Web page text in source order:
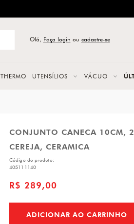
Olá, Faça login ou cadastre-se
THERMO UTENSÍLIOS VÁCUO
CONJUNTO CANECA 10CM,
CEREJA, CERAMICA
Código do produto:
405111140
R$ 289,00
ADICIONAR AO CARRINHO